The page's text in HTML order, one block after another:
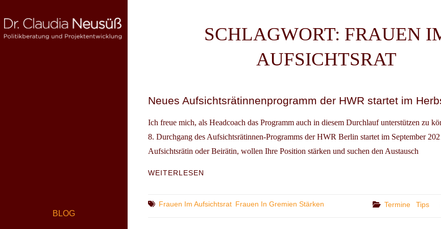
to
content
BLOG
SCHLAGWORT: FRAUEN
AUFSICHTSRAT
Neues Aufsichtsrätinnenprogramm der HWR startet im
Ich freue mich, als Headcoach das Programm auch in diesem Durchlauf unterstützen zu
8. Durchgang des Aufsichtsrätinnen-Programms der HWR Berlin startet im September
Aufsichtsrätin oder Beirätin, wollen Ihre Position stärken und suchen den Austausch
WEITERLESEN
HWR
Tags
Frauen Im Aufsichtsrat Frauen In Gremien Stärken Categories
Termine Tips